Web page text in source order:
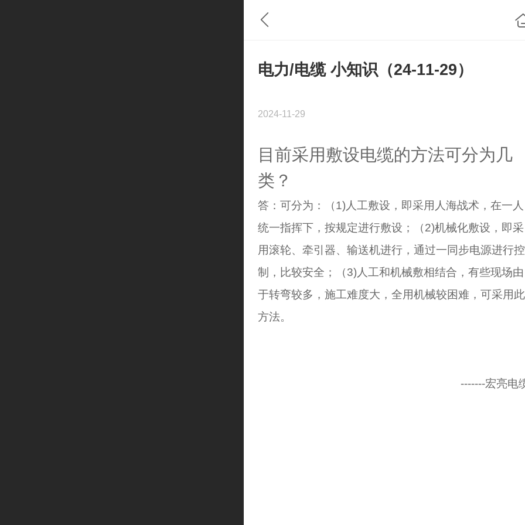
电力/电缆 小知识（24-11-29）
2024-11-29
目前采用敷设电缆的方法可分为几
类？
答：可分为：（1)人工敷设，即采用人海战术，在一人
统一指挥下，按规定进行敷设；（2)机械化敷设，即采
用滚轮、牵引器、输送机进行，通过一同步电源进行控
制，比较安全；（3)人工和机械敷相结合，有些现场由
于转弯较多，施工难度大，全用机械较困难，可采用此
方法。
-------宏亮电